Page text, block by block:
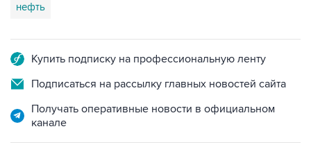
нефть
Купить подписку на профессиональную ленту
Подписаться на рассылку главных новостей сайта
Получать оперативные новости в официальном
канале